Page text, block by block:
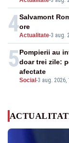
4Actualitate-3 aug.
Salvamont
ore
5
Social -3 aug. 2026,
Pompierii au
doar trei zile:
afectate